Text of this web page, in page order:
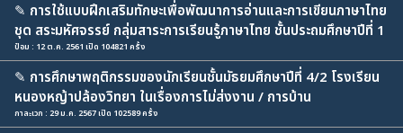
✎ การใช้แบบฝึกเสริมทักษะเพื่อพัฒนาการอ่านและการเขียนภาษาไทย
ชุด สระมหัศจรรย์ กลุ่มสาระการเรียนรู้ภาษาไทย ชั้นประถมศึกษาปีที่ 1
ป๋อม : 12 ต.ค. 2561 เปิด 104821 ครั้ง
✎ การศึกษาพฤติกรรมของนักเรียนชั้นมัธยมศึกษาปีที่ 4/2 โรงเรียน
หนองหญ้าปล้องวิทยา ในเรื่องการไม่ส่งงาน / การบ้าน
กาละเวก : 29 ม.ค. 2567 เปิด 102589 ครั้ง